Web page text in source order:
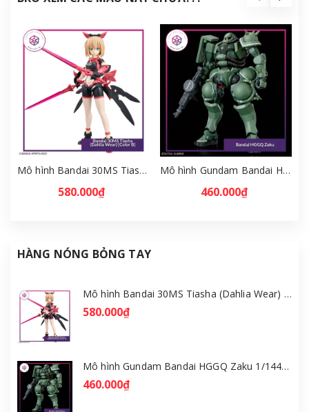
Mô hình Bandai 30MS Tiasha (Dahlia Wear) [Color B] [GDB] [30MS]
580.000₫
Mô hình Gundam Bandai HGGQ Zaku 1/144 – MSG GQuuuuuuX [GDB] [BHG]
460.000₫
HÀNG NÓNG BỎNG TAY
Mô hình Bandai 30MS Tiasha (Dahlia Wear) [Color B] [GDB] [30MS]
580.000₫
Mô hình Gundam Bandai HGGQ Zaku 1/144 – MSG GQuuuuuuX [GDB] [BHG]
460.000₫